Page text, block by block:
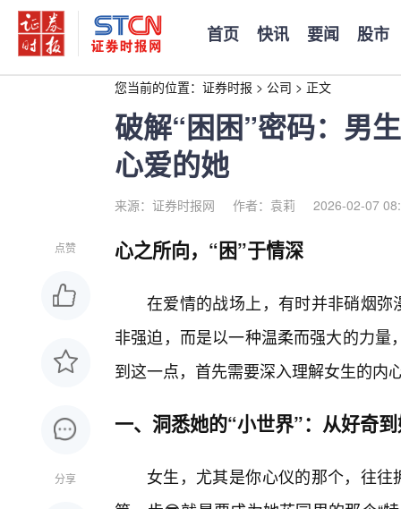
首页 快讯 要闻 股市
您当前的位置： 证券时报 > 公司 > 正文
破解“困困”密码：男
心爱的她
来源：证券时报网 作者：袁莉 2026-02-07
点赞
分享
心之所向，“困”于情深
在爱情的战场上，有时并非硝烟弥
非强迫，而是以一种温柔而强大的力
到这一点，首先需要深入理解女生的内
一、洞悉她的“小世界”：从好奇
女生，尤其是你心仪的那个，往往